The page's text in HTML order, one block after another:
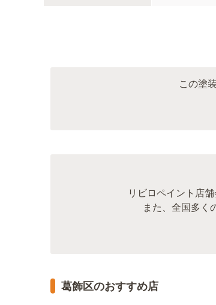
この塗
リビロペイント店
また、全国多く
葛飾区のおすすめ店